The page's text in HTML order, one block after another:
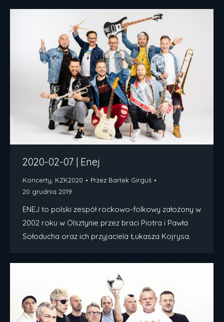
2020-02-07 | Enej
Koncerty KZK2020 Przez Bartek Girguś
20 grudnia 2019
ENEJ to polski zespół rockowo-folkowy założony w
2002 roku w Olsztynie przez braci Piotra i Pawła
Sołoducha oraz ich przyjaciela Łukasza Kojrysa.